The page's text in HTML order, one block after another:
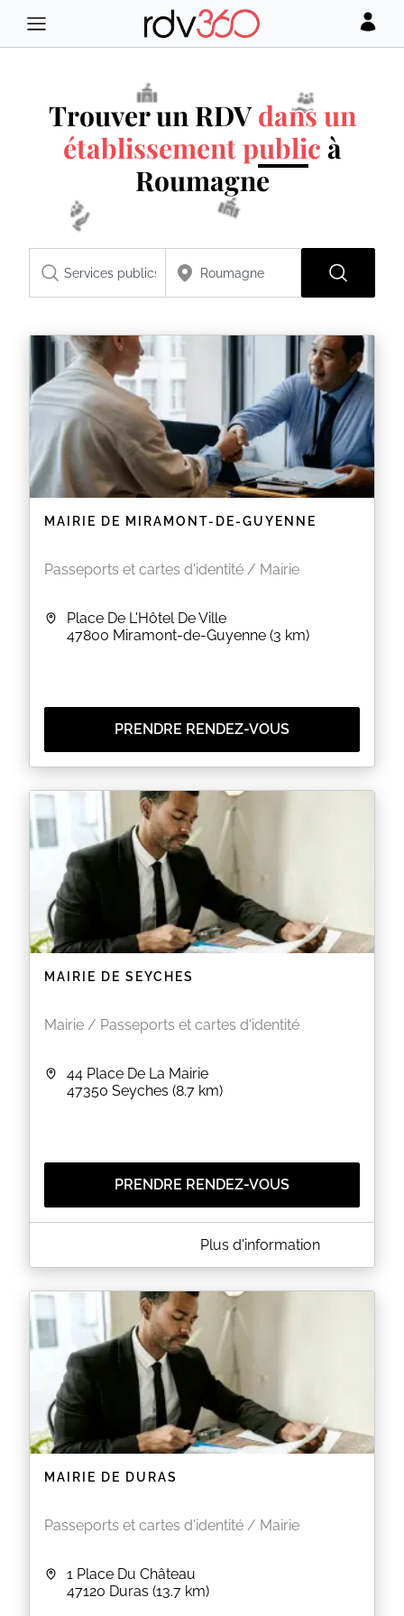
Trouver un RDVdans un
établissement public à
Roumagne
MAIRIE DE MIRAMONT-DE-GUYENNE
Passeports et cartes d'identité / Mairie
Place De L'Hôtel De Ville
47800 Miramont-de-Guyenne (3 km)
PRENDRE RENDEZ-VOUS
MAIRIE DE SEYCHES
Mairie / Passeports et cartes d'identité
44 Place De La Mairie
47350 Seyches (8.7 km)
PRENDRE RENDEZ-VOUS
A PROPOS DE MAIRIE DE SEYCHES
ATTENTION :
La pré-demande est GRATUITE, elle se fait sur le site
https://ants.gouv.fr
Plusieurs sites proposent une aide payante pour
faire votre pré-demande. En cas de doute n'hésitez
pas à contacter une mairie ou les maisons France
Services.
Informations pratiques
Récupération de votre titre après réception du
sms par l'Ants du lundi au vendredi de 09h à
Les documents à fournir varient en fonction
nécessaires. Vous pouvez également
consulter le site Service Public
Attention
, les dossiers incomplets ne pourront pas
être instruits par nos services et devront faire l’objet
d’un autre rendez-vous.
Plus d'information
MAIRIE DE DURAS
Passeports et cartes d'identité / Mairie
1 Place Du Château
47120 Duras (13.7 km)